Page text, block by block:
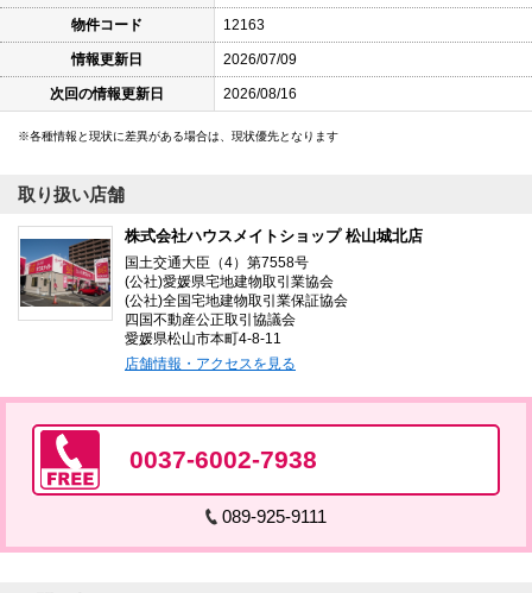
物件コード 12163
情報更新日 2026/07/09
次回の情報更新日 2026/08/16
各種情報と現状に差異がある場合は、現状優先となります
取り扱い店舗
株式会社ハウスメイトショップ 松山城北店
国土交通大臣（4）第7558号
(公社)愛媛県宅地建物取引業協会
(公社)全国宅地建物取引業保証協会
四国不動産公正取引協議会
愛媛県松山市本町4-8-11
店舗情報・アクセスを見る
0037-6002-7938
089-925-9111